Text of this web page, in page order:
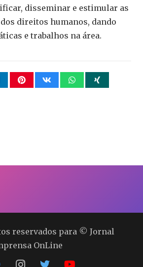
disseminar e estimular as
dos direitos humanos, dando
e trabalhos na área.
reservados para © Jornal
OnLine